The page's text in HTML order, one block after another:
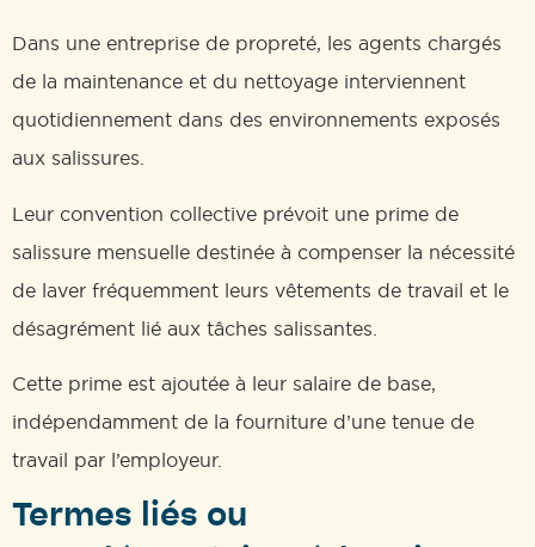
Dans une entreprise de propreté, les agents chargés
de la maintenance et du nettoyage interviennent
quotidiennement dans des environnements exposés
aux salissures.
Leur convention collective prévoit une prime de
salissure mensuelle destinée à compenser la nécessité
de laver fréquemment leurs vêtements de travail et le
désagrément lié aux tâches salissantes.
Cette prime est ajoutée à leur salaire de base,
indépendamment de la fourniture d’une tenue de
travail par l’employeur.
Termes liés ou